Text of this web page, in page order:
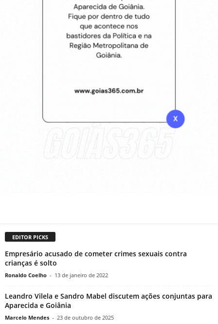
EDITOR PICKS
Empresário acusado de cometer crimes sexuais contra
crianças é solto
Ronaldo Coelho - 13 de janeiro de 2022
Leandro Vilela e Sandro Mabel discutem ações conjuntas para
Aparecida e Goiânia
Marcelo Mendes - 23 de outubro de 2025